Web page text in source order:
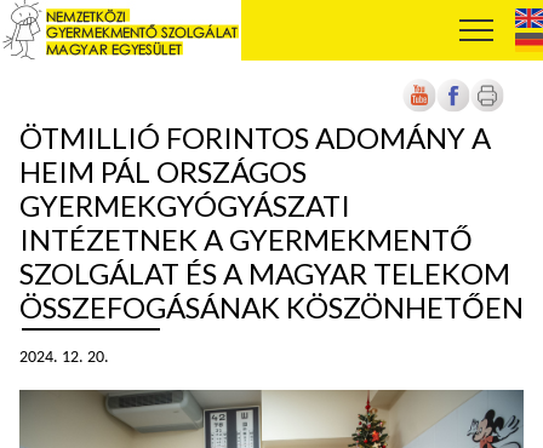
ÖTMILLIÓ FORINTOS ADOMÁNY A
HEIM PÁL ORSZÁGOS
GYERMEKGYÓGYÁSZATI
INTÉZETNEK A GYERMEKMENTŐ
SZOLGÁLAT ÉS A MAGYAR TELEKOM
ÖSSZEFOGÁSÁNAK KÖSZÖNHETŐEN
2024. 12. 20.